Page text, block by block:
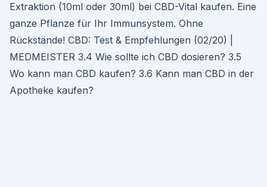
Extraktion (10ml oder 30ml) bei CBD-Vital kaufen. Eine
ganze Pflanze für Ihr Immunsystem. Ohne
Rückstände! CBD: Test & Empfehlungen (02/20) |
MEDMEISTER 3.4 Wie sollte ich CBD dosieren? 3.5
Wo kann man CBD kaufen? 3.6 Kann man CBD in der
Apotheke kaufen?